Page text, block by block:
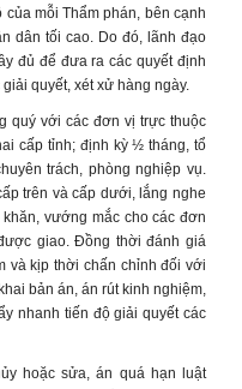
mỗi Thẩm phán, bên cạnh
dân tối cao. Do đó, lãnh đạo
đủ để đưa ra các quyết định
quyết, xét xử hàng ngày.
quý với các đơn vị trực thuộc
cấp tỉnh; định kỳ ½ tháng, tổ
trách, phòng nghiệp vụ.
trên và cấp dưới, lắng nghe
vướng mắc cho các đơn
giao. Đồng thời đánh giá
và kịp thời chấn chỉnh đối với
bản án, án rút kinh nghiệm,
nhanh tiến độ giải quyết các
hoặc sửa, án quá hạn luật